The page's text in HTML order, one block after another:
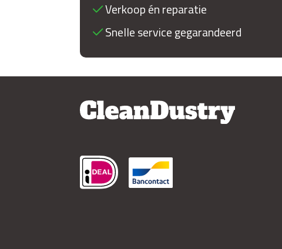
Verkoop én reparatie
Snelle service gegarandeerd